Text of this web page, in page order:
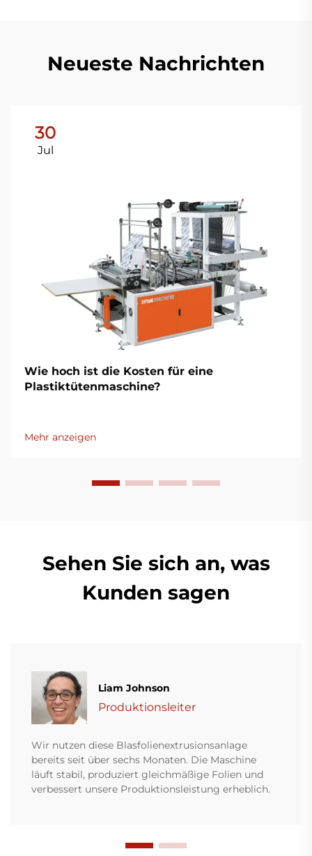
Neueste Nachrichten
30
Jul
Wie hoch ist die Kosten für eine
Plastiktütenmaschine?
Mehr anzeigen
Sehen Sie sich an, was
Kunden sagen
Liam Johnson
Produktionsleiter
Wir nutzen diese Blasfolienextrusionsanlage
bereits seit über sechs Monaten. Die Maschine
läuft stabil, produziert gleichmäßige Folien und
verbessert unsere Produktionsleistung erheblich.